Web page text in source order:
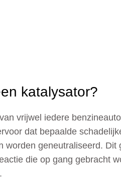
katalysator?
vrijwel iedere
dat bepaalde
worden geneutraliseerd. Dit
die op gang gebracht